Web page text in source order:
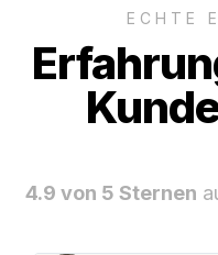
ECHTE
4.9 von 5 Sternen